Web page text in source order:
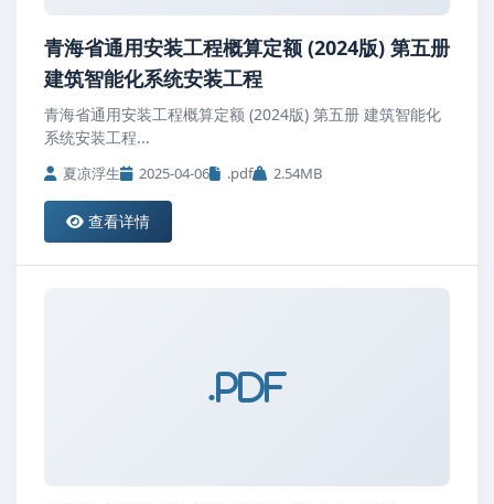
青海省通用安装工程概算定额 (2024版) 第五册
建筑智能化系统安装工程
青海省通用安装工程概算定额 (2024版) 第五册 建筑智能化
系统安装工程...
夏凉浮生 2025-04-06 .pdf 2.54MB
查看详情
.pdf